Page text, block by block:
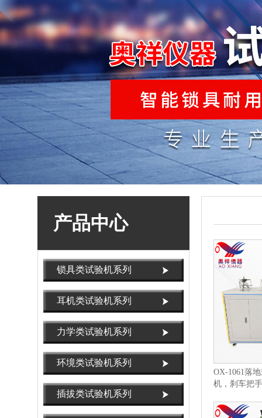
产品中心
锁具类试验机系列
耳机类试验机系列
力学类试验机系列
环境类试验机系列
插拔类试验机系列
OX-1061落
机，刹车把